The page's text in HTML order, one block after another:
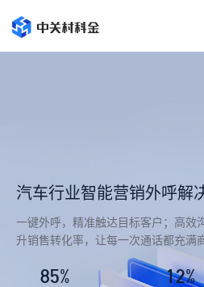
汽车行业智能营销外呼解
一键外呼，精准触达目标客户；高效
升销售转化率，让每一次通话都充满
85% 12%